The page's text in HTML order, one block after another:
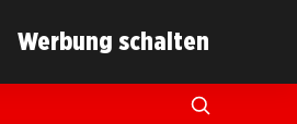
Werbung schalten